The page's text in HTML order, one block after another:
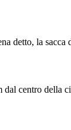
la sacca
centro della